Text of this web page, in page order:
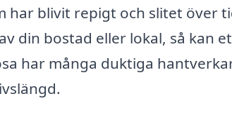
har blivit repigt och slitet över
din bostad eller lokal, så kan
har många duktiga